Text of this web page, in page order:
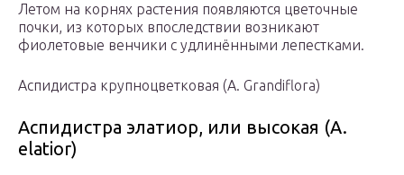
Летом на корнях растения появляются цветочные
почки, из которых впоследствии возникают
фиолетовые венчики с удлинёнными лепестками.
Аспидистра крупноцветковая (A. Grandiflora)
Aспидистра элатиор, или высокая (A.
elatior)